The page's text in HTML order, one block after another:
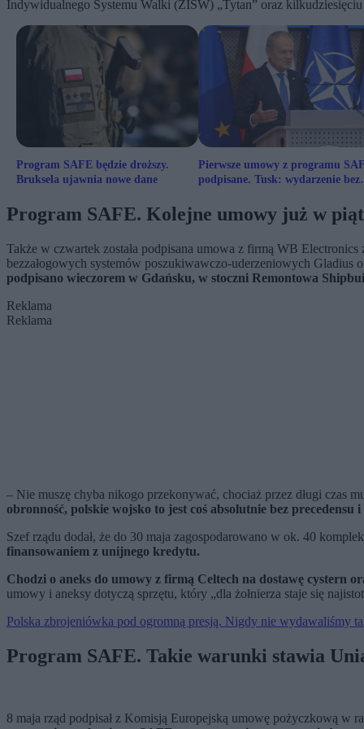
Indywidualnego Systemu Walki (ZISW) „Tytan” oraz
Program SAFE będzie droższy.
Bruksela ujawnia nowe dane
Pierwsze umowy z programu
podpisane. Tusk: wydarzenie bez
Program SAFE. Kolejne umowy już w
Także w czwartek została podpisana umowa z firmą WB
bezzałogowych systemów poszukiwawczo-uderzeniowych
podpisano wieczorem w Gdańsku, w stoczni Remontowa
Reklama
Reklama
– Nie muszę chyba nikogo przekonywać, chociaż przez długi czas
obronność, polskie wojsko to jest coś absolutnie bez
Szef rządu dodał, że do 30 maja zagospodarowano w ok. 40
finansowaniem z unijnego kredytu.
Chodzi o aneks do umowy z firmą Celtech na dostawę cystern
umowy i aneksy dotyczą sprzętu, który „dla żołnierza staje się
Polska zbrojeniówka pod ogromną presją. Nigdy nie wydawaliśmy
Program SAFE. Takie warunki stawia
8 maja rząd podpisał z Komisją Europejską umowę pożyczkową w